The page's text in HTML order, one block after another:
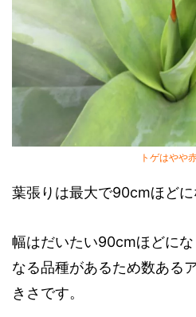
トゲはやや赤
葉張りは最大で90cmほどに
幅はだいたい90cmほどに
なる品種があるため数ある
きさです。